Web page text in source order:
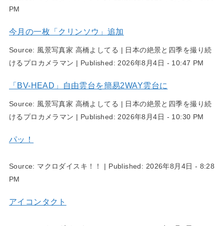
PM
今月の一枚「クリンソウ」追加
Source: 風景写真家 高橋よしてる | 日本の絶景と四季を撮り続
けるプロカメラマン | Published: 2026年8月4日 - 10:47 PM
「BV-HEAD」自由雲台を簡易2WAY雲台に
Source: 風景写真家 高橋よしてる | 日本の絶景と四季を撮り続
けるプロカメラマン | Published:2026年8月4日 - 10:30 PM
パッ！
Source: マクロダイスキ！！ | Published: 2026年8月4日 - 8:28
PM
アイコンタクト